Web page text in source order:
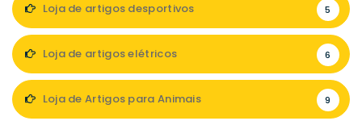
Loja de artigos desportivos 5
Loja de artigos elétricos 6
Loja de Artigos para Animais 9